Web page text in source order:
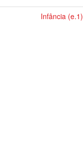
Infância (e.1)